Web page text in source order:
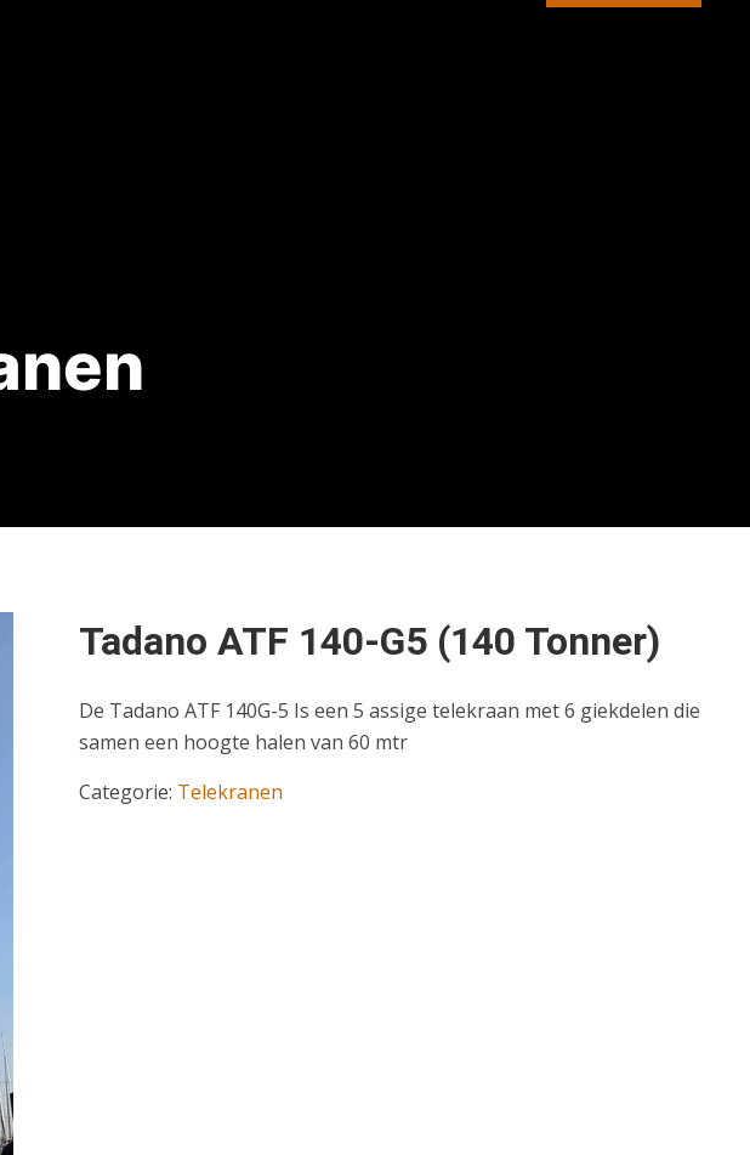
Tadano ATF 140-G5 (140 Tonner)
De Tadano ATF 140G-5 Is een 5 assige telekraan met 6 giekdelen die
samen een hoogte halen van 60 mtr
Categorie: Telekranen